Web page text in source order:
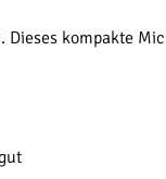
kompakte